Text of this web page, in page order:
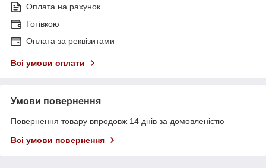
Оплата на рахунок
Готівкою
Оплата за реквізитами
Всі умови оплати
Умови повернення
Повернення товару впродовж 14 днів за домовленістю
Всі умови повернення